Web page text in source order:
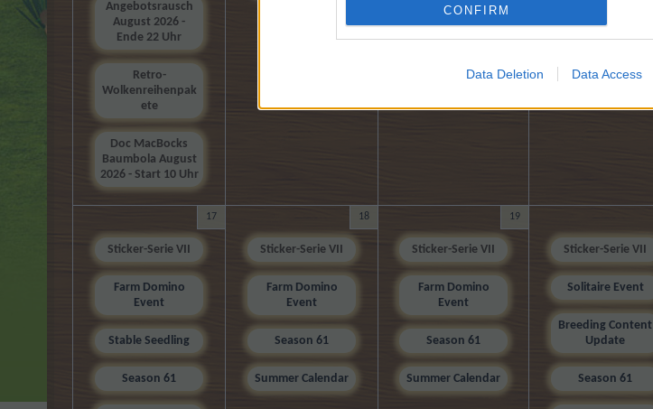
CONFIRM
Data Deletion Data Access
Angebotsrausch
August 2026 -
Ende 22 Uhr
Retro-
Wolkenreihenpak
ete
Doc MacBocks
Baumbola August
2026 - Start 10 Uhr
17
Sticker-Serie VII
Farm Domino
Event
Stable Seedling
Season 61
18
Sticker-Serie VII
Farm Domino
Event
Season 61
Summer Calendar
19
Sticker-Serie VII
Farm Domino
Event
Season 61
Summer Calendar
Sticker-Serie VII
Solitaire Event
Breeding Content
Update
Season 61